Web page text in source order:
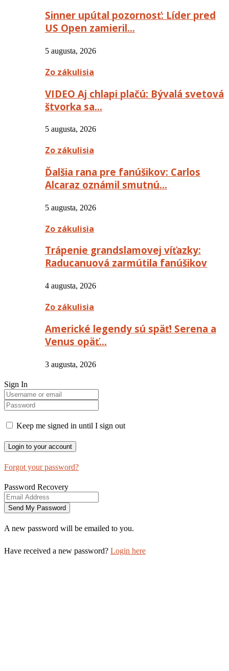
Sinner upútal pozornosť: Líder pred
US Open zamieril…
5 augusta, 2026
Zo zákulisia
VIDEO Aj chlapi plačú: Bývalá svetová
štvorka sa…
5 augusta, 2026
Zo zákulisia
Ďalšia rana pre fanúšikov: Carlos
Alcaraz oznámil smutnú…
5 augusta, 2026
Zo zákulisia
Trápenie grandslamovej víťazky:
Raducanuová zarmútila fanúšikov
4 augusta, 2026
Zo zákulisia
Americké legendy sú späť! Serena a
Venus opäť…
3 augusta, 2026
Sign In
Keep me signed in until I sign out
Forgot your password?
Password Recovery
A new password will be emailed to you.
Have received a new password? Login here